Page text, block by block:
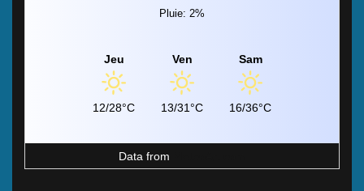
Pluie: 2%
Jeu
12/28°C
Ven
13/31°C
Sam
16/36°C
Data from